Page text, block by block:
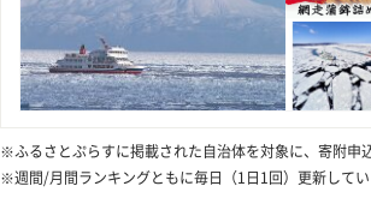
※ふるさとぷらすに掲載された自治体を対象に、寄附申
※週間/月間ランキングともに毎日（1日1回）更新して